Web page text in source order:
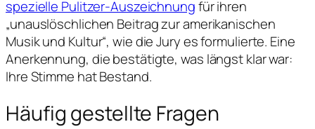
spezielle Pulitzer-Auszeichnungfür ihren
„unauslöschlichen Beitrag zur amerikanischen
Musik und Kultur“, wie die Jury es formulierte. Eine
Anerkennung, die bestätigte, was längst klar war:
Ihre Stimme hat Bestand.
Häufig gestellte Fragen